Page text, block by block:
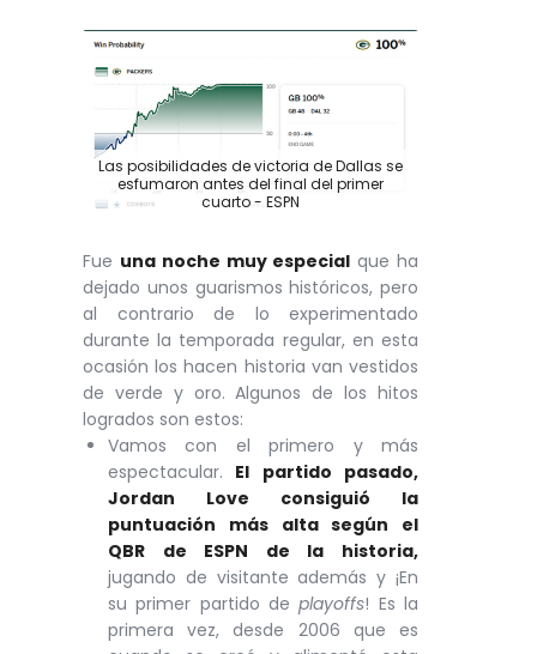
Las posibilidades de victoria de Dallas se
esfumaron antes del final del primer
cuarto - ESPN
Fue una noche muy especial que ha
dejado unos guarismos históricos, pero
al contrario de lo experimentado
durante la temporada regular, en esta
ocasión los hacen historia van vestidos
de verde y oro. Algunos de los hitos
logrados son estos:
Vamos con el primero y más
espectacular. El partido pasado,
Jordan Love consiguió la
puntuación más alta según el
QBR de ESPN de la historia,
jugando de visitante además y ¡En
su primer partido deplayoffs! Es la
primera vez, desde 2006 que es